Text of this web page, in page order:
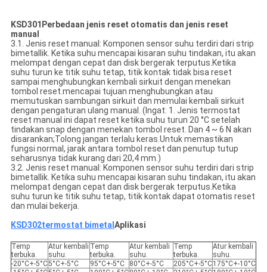
KSD301 Perbedaan jenis reset otomatis dan jenis reset
manual
3.1. Jenis reset manual: Komponen sensor suhu terdiri dari strip
bimetallik. Ketika suhu mencapai kisaran suhu tindakan, itu akan
melompat dengan cepat dan disk bergerak terputus.Ketika
suhu turun ke titik suhu tetap, titik kontak tidak bisa reset
sampai menghubungkan kembali sirkuit dengan menekan
tombol reset.mencapai tujuan menghubungkan atau
memutuskan sambungan sirkuit dan memulai kembali sirkuit
dengan pengaturan ulang manual. (Ingat: 1. Jenis termostat
reset manual ini dapat reset ketika suhu turun 20 °C setelah
tindakan snap dengan menekan tombol reset. Dan 4 ~ 6 N akan
disarankan;Tolong jangan terlalu keras.Untuk memastikan
fungsi normal, jarak antara tombol reset dan penutup tutup
seharusnya tidak kurang dari 20,4 mm.)
3.2. Jenis reset manual: Komponen sensor suhu terdiri dari strip
bimetallik. Ketika suhu mencapai kisaran suhu tindakan, itu akan
melompat dengan cepat dan disk bergerak terputus.Ketika
suhu turun ke titik suhu tetap, titik kontak dapat otomatis reset
dan mulai bekerja.
KSD302termostat bimetal Aplikasi
Temp
terbuka.
Atur kembali
suhu.
Temp
terbuka.
Atur kembali
suhu.
Temp
terbuka.
Atur kembali
suhu.
-20°C+-5°C5°C+-5°C 95°C+-5°C 80°C+-5°C 205°C+-5°C175°C+-10°C